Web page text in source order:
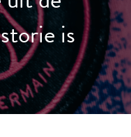
is